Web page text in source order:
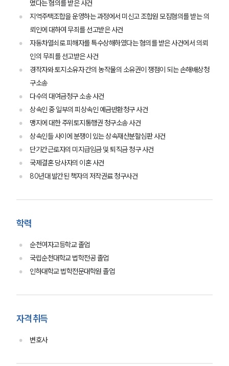
사례분석/최신동향
법률정보
법률지식인
고객후기
업무분야
금융·자본시장그룹 업무
전체
구성원 소개
금융전문변호사
뉴스레터/브로슈어
세미나
몄다는 혐의를 받은 사건
지역주택조합을 운영하는 과정에서 미신고 조합원 모집혐의를 받는 의
뢰인에 대하여 무죄를 선고받은 사건
자동차열쇠로 피해자를 특수상해하였다는 혐의를 받은 사건에서 의뢰
인의 무죄를 선고받은 사건
경작자와 토지소유자 간의 농작물의 소유권이 쟁점이 되는 손해배상청
구소송
다수의 대여금청구 소송 사건
상속인 중 일부의 피상속인 예금반환청구 사건
맹지에 대한 주위토지통행권 청구소송 사건
상속인들 사이에 분쟁이 있는 상속재산분할심판 사건
단기간근로자의 미지급임금 및 퇴직금 청구 사건
국제결혼 당사자의 이혼 사건
80년대 발간된 책자의 저작권료 청구사건
학력
순천여자고등학교 졸업
국립순천대학교 법학전공 졸업
인하대학교 법학전문대학원 졸업
자격 취득
변호사